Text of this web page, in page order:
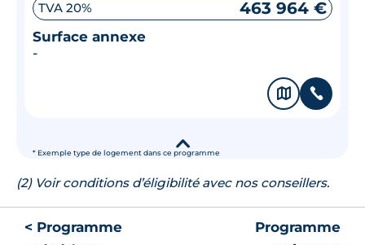
* Exemple type de logement dans ce programme
TVA 20% 463 964 €
Surface annexe
-
🗞 📞
▾
(2) Voir conditions d’éligibilité avec nos conseillers.
< Programme
Programme